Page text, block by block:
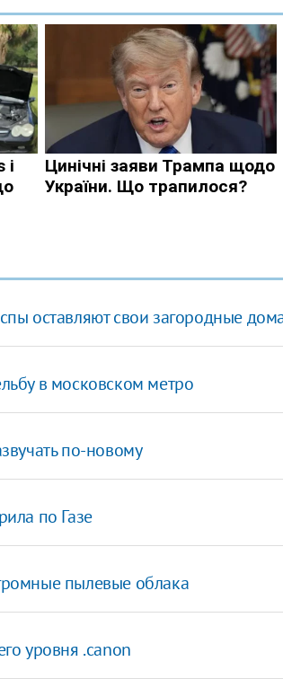
оставляют свои загородные
в московском метро
по-новому
по Газе
пылевые облака
уровня .canon